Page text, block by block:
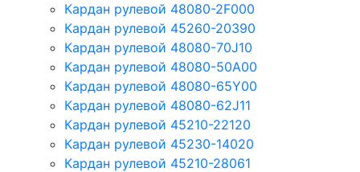
Кардан рулевой 48080-2F000
Кардан рулевой 45260-20390
Кардан рулевой 48080-70J10
Кардан рулевой 48080-50A00
Кардан рулевой 48080-65Y00
Кардан рулевой 48080-62J11
Кардан рулевой 45210-22120
Кардан рулевой 45230-14020
Кардан рулевой 45210-28061